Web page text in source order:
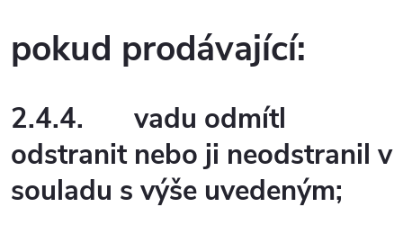
pokud prodávající:
2.4.4. vadu odmítl
odstranit nebo ji neodstranil v
souladu s výše uvedeným;